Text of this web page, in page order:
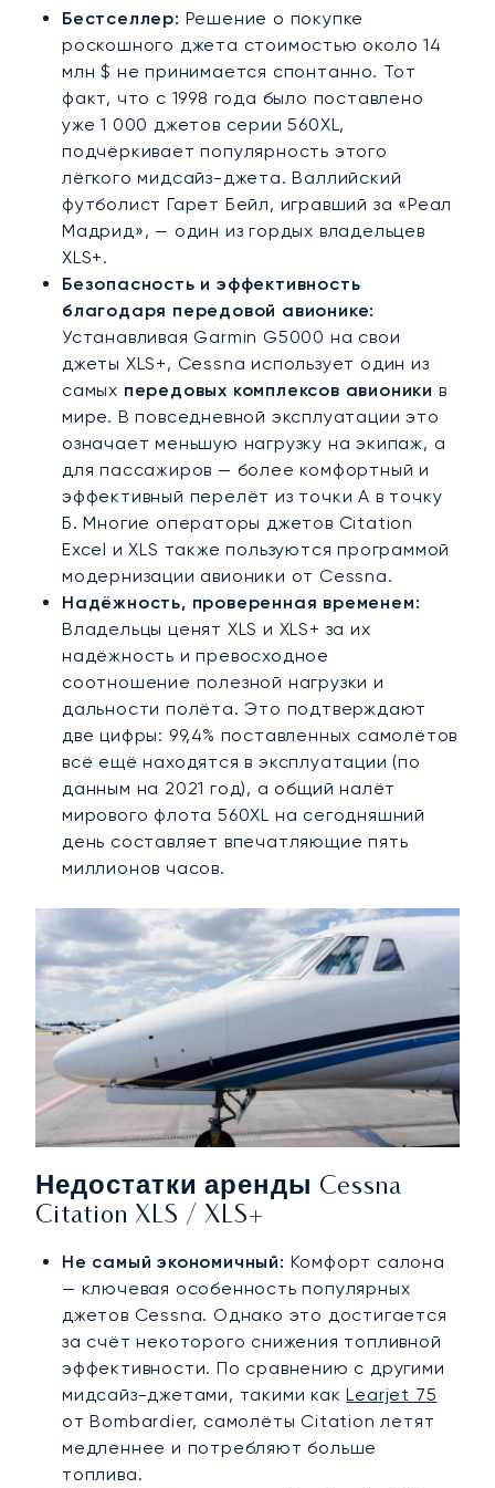
Бестселлер: Решение о покупке
роскошного джета стоимостью около 14
млн $ не принимается спонтанно. Тот
факт, что с 1998 года было поставлено
уже 1 000 джетов серии 560XL,
подчёркивает популярность этого
лёгкого мидсайз-джета. Валлийский
футболист Гарет Бейл, игравший за «Реал
Мадрид», — один из гордых владельцев
XLS+.
Безопасность и эффективность
благодаря передовой авионике:
Устанавливая Garmin G5000 на свои
джеты XLS+, Cessna использует один из
самых передовых комплексов авионики в
мире. В повседневной эксплуатации это
означает меньшую нагрузку на экипаж, а
для пассажиров — более комфортный и
эффективный перелёт из точки А в точку
Б. Многие операторы джетов Citation
Excel и XLS также пользуются программой
модернизации авионики от Cessna.
Надёжность, проверенная временем:
Владельцы ценят XLS и XLS+ за их
надёжность и превосходное
соотношение полезной нагрузки и
дальности полёта. Это подтверждают
две цифры: 99,4% поставленных самолётов
всё ещё находятся в эксплуатации (по
данным на 2021 год), а общий налёт
мирового флота 560XL на сегодняшний
день составляет впечатляющие пять
миллионов часов.
Недостатки аренды Cessna
Citation XLS / XLS+
Не самый экономичный: Комфорт салона
— ключевая особенность популярных
джетов Cessna. Однако это достигается
за счёт некоторого снижения топливной
эффективности. По сравнению с другими
мидсайз-джетами, такими какLearjet 75
от Bombardier, самолёты Citation летят
медленнее и потребляют больше
топлива.